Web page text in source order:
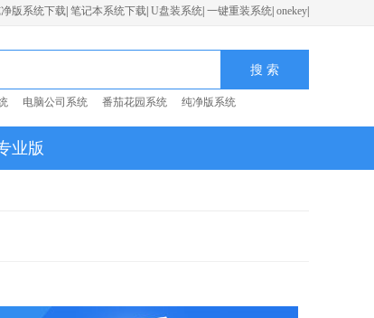
版系统下载 笔记本系统下载 U盘装系统 一键重装系统 onekey
电脑公司系统 番茄花园系统 纯净版系统
业版